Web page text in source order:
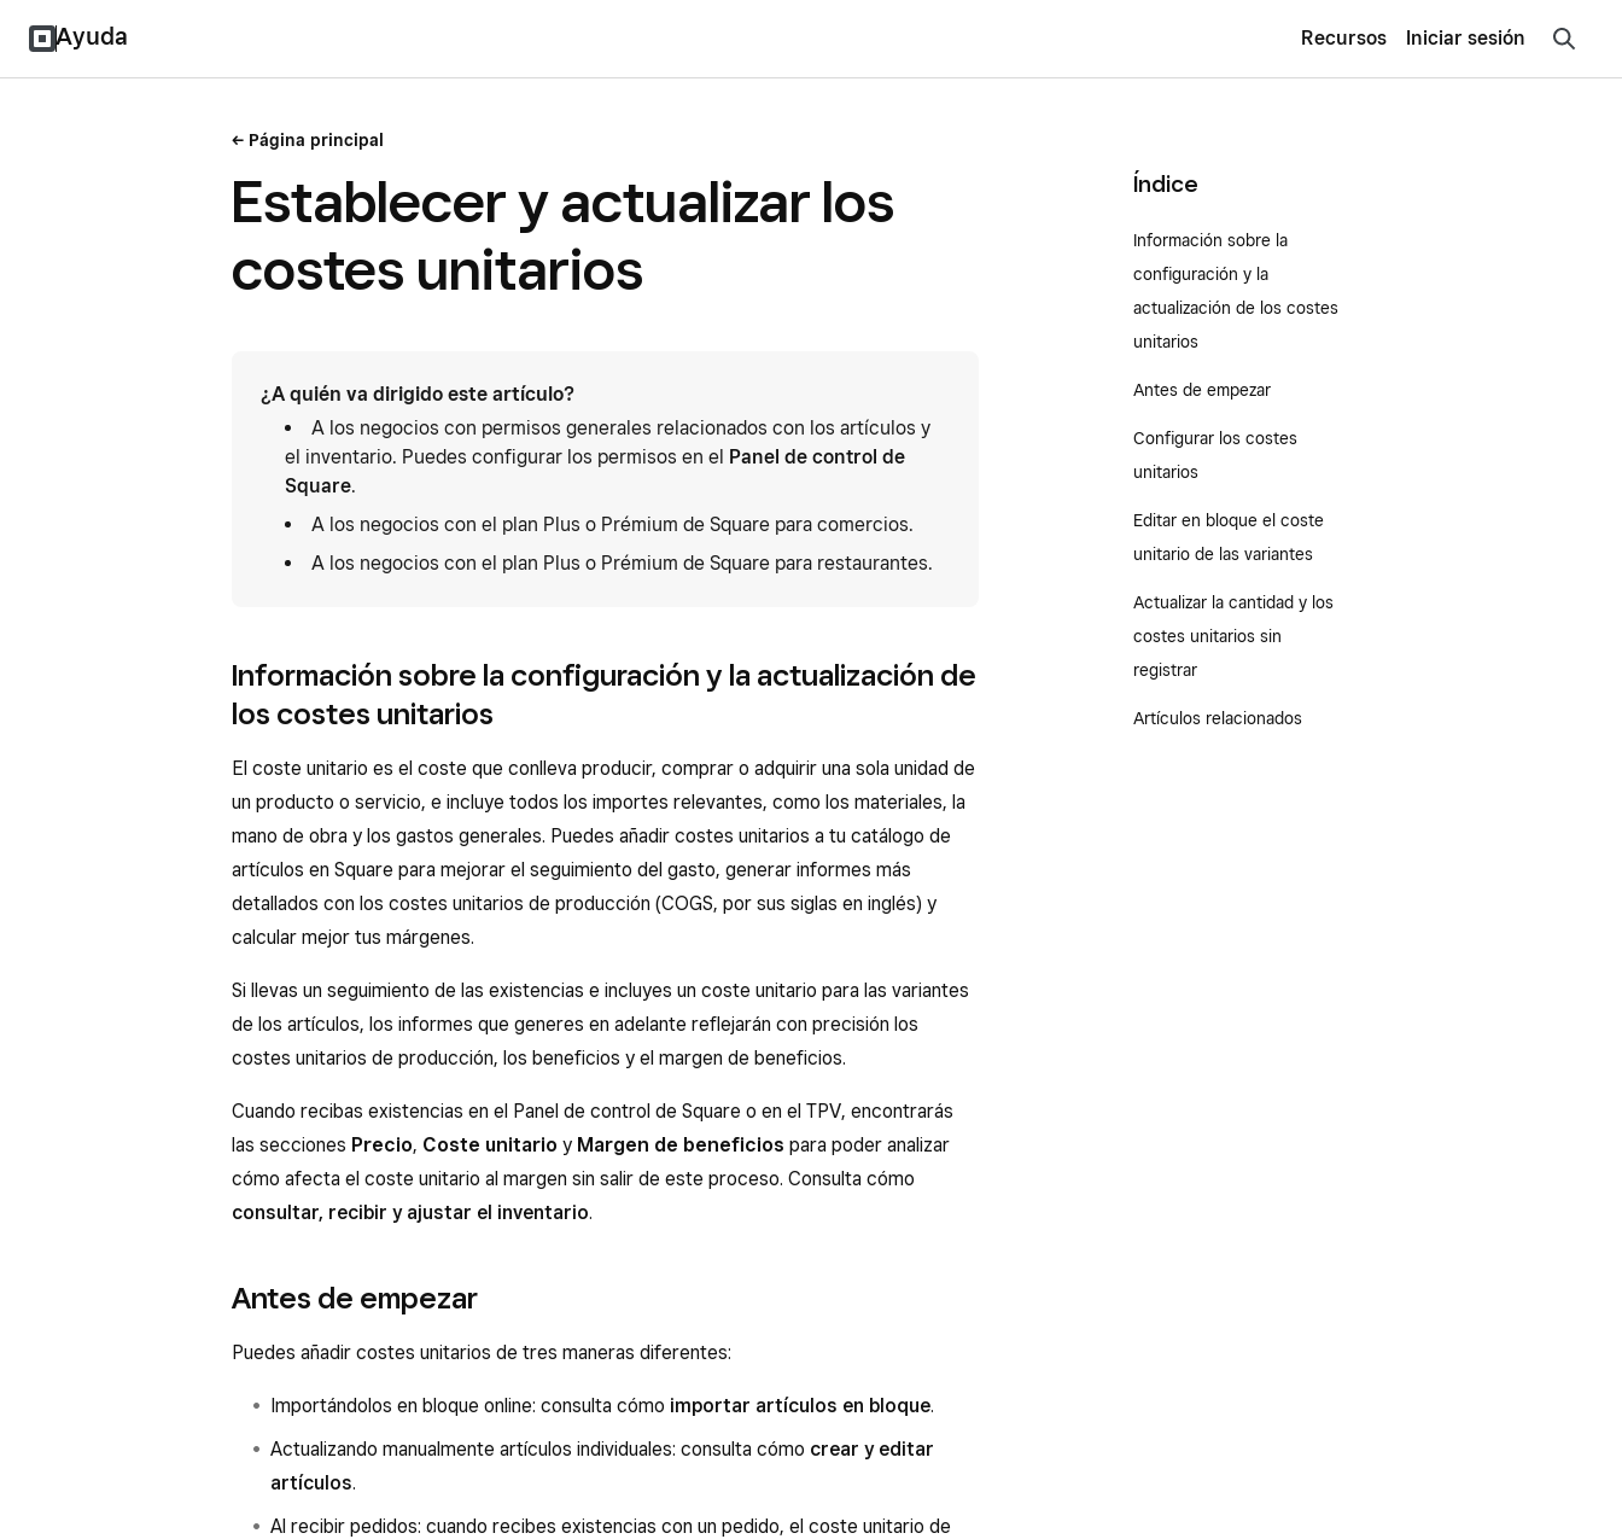
Ayuda Recursos Iniciar sesión
Página principal
Establecer y actualizar los
costes unitarios
¿A quién va dirigido este artículo?
A los negocios con permisos generales relacionados con los artículos y
el inventario. Puedes configurar los permisos en el Panel de control de
Square.
A los negocios con el plan Plus o Prémium de Square para comercios.
A los negocios con el plan Plus o Prémium de Square para restaurantes.
Información sobre la configuración y la actualización de
los costes unitarios
El coste unitario es el coste que conlleva producir, comprar o adquirir una sola unidad de
un producto o servicio, e incluye todos los importes relevantes, como los materiales, la
mano de obra y los gastos generales. Puedes añadir costes unitarios a tu catálogo de
artículos en Square para mejorar el seguimiento del gasto, generar informes más
detallados con los costes unitarios de producción (COGS, por sus siglas en inglés) y
calcular mejor tus márgenes.
Si llevas un seguimiento de las existencias e incluyes un coste unitario para las variantes
de los artículos, los informes que generes en adelante reflejarán con precisión los
costes unitarios de producción, los beneficios y el margen de beneficios.
Cuando recibas existencias en el Panel de control de Square o en el TPV, encontrarás
las secciones Precio, Coste unitario y Margen de beneficios para poder analizar
cómo afecta el coste unitario al margen sin salir de este proceso. Consulta cómo
consultar, recibir y ajustar el inventario.
Antes de empezar
Puedes añadir costes unitarios de tres maneras diferentes:
Importándolos en bloque online: consulta cómo importar artículos en bloque.
Actualizando manualmente artículos individuales: consulta cómo crear y editar
artículos.
Al recibir pedidos: cuando recibes existencias con un pedido, el coste unitario de
Índice
Información sobre la
configuración y la
actualización de los costes
unitarios
Antes de empezar
Configurar los costes
unitarios
Editar en bloque el coste
unitario de las variantes
Actualizar la cantidad y los
costes unitarios sin
registrar
Artículos relacionados